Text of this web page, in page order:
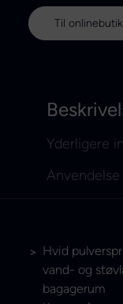
Til
Yderligere
Anvendelse
Hvid
vand- og
bagagerum